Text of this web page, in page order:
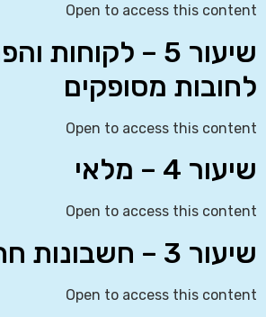
Open to access this content
שיעור 5 – לקוחות
לחובות מסופקים
Open to access this content
שיעור 4 – מלאי
Open to access this content
שיעור 3 – חשבונות חתך
Open to access this content